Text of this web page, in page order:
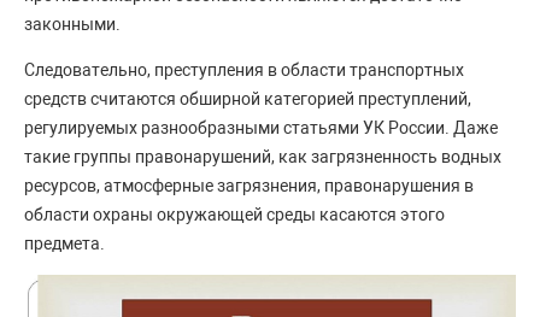
законными.
Следовательно, преступления в области транспортных
средств считаются обширной категорией преступлений,
регулируемых разнообразными статьями УК России. Даже
такие группы правонарушений, как загрязненность водных
ресурсов, атмосферные загрязнения, правонарушения в
области охраны окружающей среды касаются этого
предмета.